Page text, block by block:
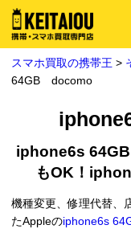
スマホ買取の携帯王 >
64GB docomo
iphone6s
もOK！
機種変更、修理代替、
たAppleのiphone6s